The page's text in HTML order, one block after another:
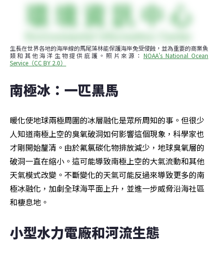
生長在世界各地的海岸線的馬尾藻林能保護海岸免受侵蝕，並為重要的商業魚
類和其他海洋生物提供庇護。照片來源： NOAA's National Ocean
Service（CC BY 2.0）
南極冰：一匹黑馬
暖化使地球兩極周圍的冰層融化是眾所周知的事。但很少
人知道南極上空的臭氧破洞如何影響這個現象，科學家也
才剛開始釐清。由於氟氯碳化物排放減少，地球臭氧層的
破洞一直在縮小。這可能導致南極上空的大氣流動和其他
天氣模式改變。不斷變化的天氣可能反過來導致更多的南
極冰融化，加劇全球海平面上升，並進一步威脅沿海社區
和棲息地。
小型水力電廠和河流生態